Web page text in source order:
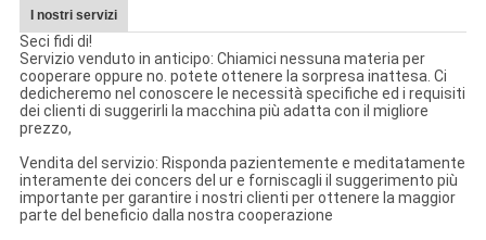
I nostri servizi
Seci fidi di!
Servizio venduto in anticipo: Chiamici nessuna materia per
cooperare oppure no. potete ottenere la sorpresa inattesa. Ci
dedicheremo nel conoscere le necessità specifiche ed i requisiti
dei clienti di suggerirli la macchina più adatta con il migliore
prezzo,
Vendita del servizio: Risponda pazientemente e meditatamente
interamente dei concers del ur e forniscagli il suggerimento più
importante per garantire i nostri clienti per ottenere la maggior
parte del beneficio dalla nostra cooperazione